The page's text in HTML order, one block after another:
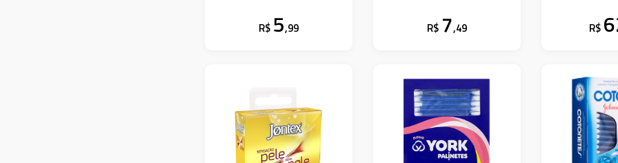
R$ 5,99 R$ 7,49 R$